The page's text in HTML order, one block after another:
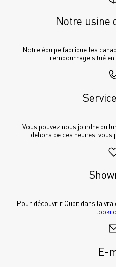
Notre usine
Notre équipe fabrique les
rembourrage situé
Vous pouvez nous joindre du
dehors de ces heures, vous
Pour découvrir Cubit dans la
E-